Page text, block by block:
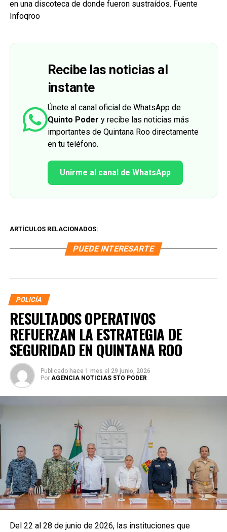
en una discoteca de donde fueron sustraídos. Fuente
Infoqroo
Recibe las noticias al
instante
Únete al canal oficial de WhatsApp de
Quinto Poder y recibe las noticias más
importantes de Quintana Roo directamente
en tu teléfono.
Unirme al canal de WhatsApp
ARTÍCULOS RELACIONADOS:
PUEDE INTERESARTE
POLICÍA
RESULTADOS OPERATIVOS
REFUERZAN LA ESTRATEGIA DE
SEGURIDAD EN QUINTANA ROO
Publicado hace 1 mes el 29 junio, 2026
Por AGENCIA NOTICIAS 5TO PODER
Del 22 al 28 de junio de 2026, las instituciones que